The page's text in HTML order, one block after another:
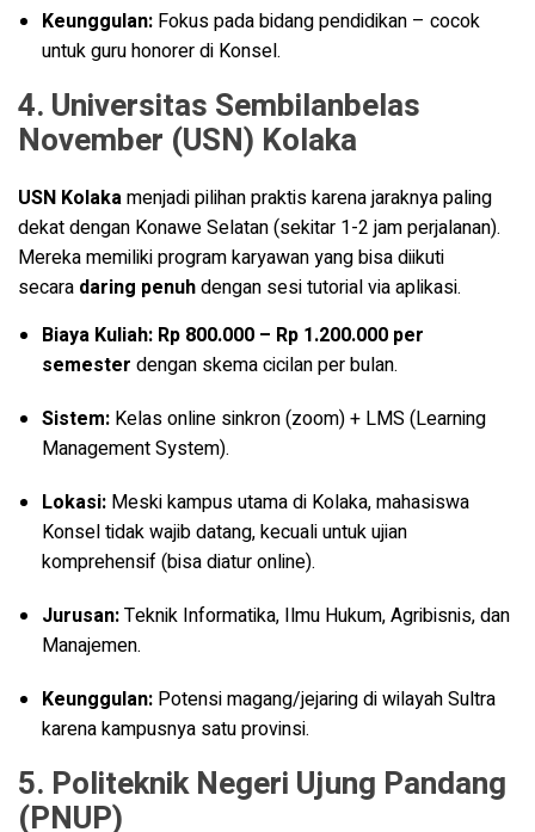
Keunggulan: Fokus pada bidang pendidikan – cocok
untuk guru honorer di Konsel.
4. Universitas Sembilanbelas
November (USN) Kolaka
USN Kolakamenjadi pilihan praktis karena jaraknya paling
dekat dengan Konawe Selatan (sekitar 1-2 jam perjalanan).
Mereka memiliki program karyawan yang bisa diikuti
secara daring penuhdengan sesi tutorial via aplikasi.
Biaya Kuliah: Rp 800.000 – Rp 1.200.000 per
semester dengan skema cicilan per bulan.
Sistem: Kelas online sinkron (zoom) + LMS (Learning
Management System).
Lokasi: Meski kampus utama di Kolaka, mahasiswa
Konsel tidak wajib datang, kecuali untuk ujian
komprehensif (bisa diatur online).
Jurusan:Teknik Informatika, Ilmu Hukum, Agribisnis, dan
Manajemen.
Keunggulan: Potensi magang/jejaring di wilayah Sultra
karena kampusnya satu provinsi.
5. Politeknik Negeri Ujung Pandang
(PNUP)